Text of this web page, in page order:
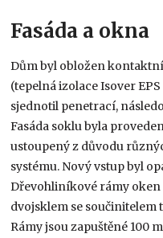
Fasáda a okna
Dům byl obložen
(tepelná izolace Isover
sjednotil penetrací,
Fasáda soklu byla
ustoupený z důvodu
systému. Nový vstup byl
Dřevohliníkové rámy
dvojsklem se součinitelem
Rámy jsou zapuštěné 100